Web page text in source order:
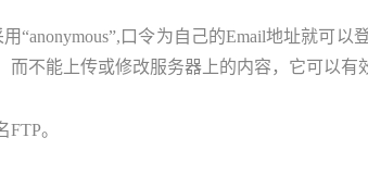
“anonymous”,口令为自己的Email地址就可
不能上传或修改服务器上的内容，它可以
。